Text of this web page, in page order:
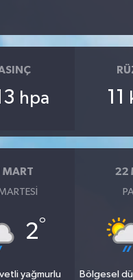
hpa 11
MART
2°
yağmurlu
22
Bölgesel